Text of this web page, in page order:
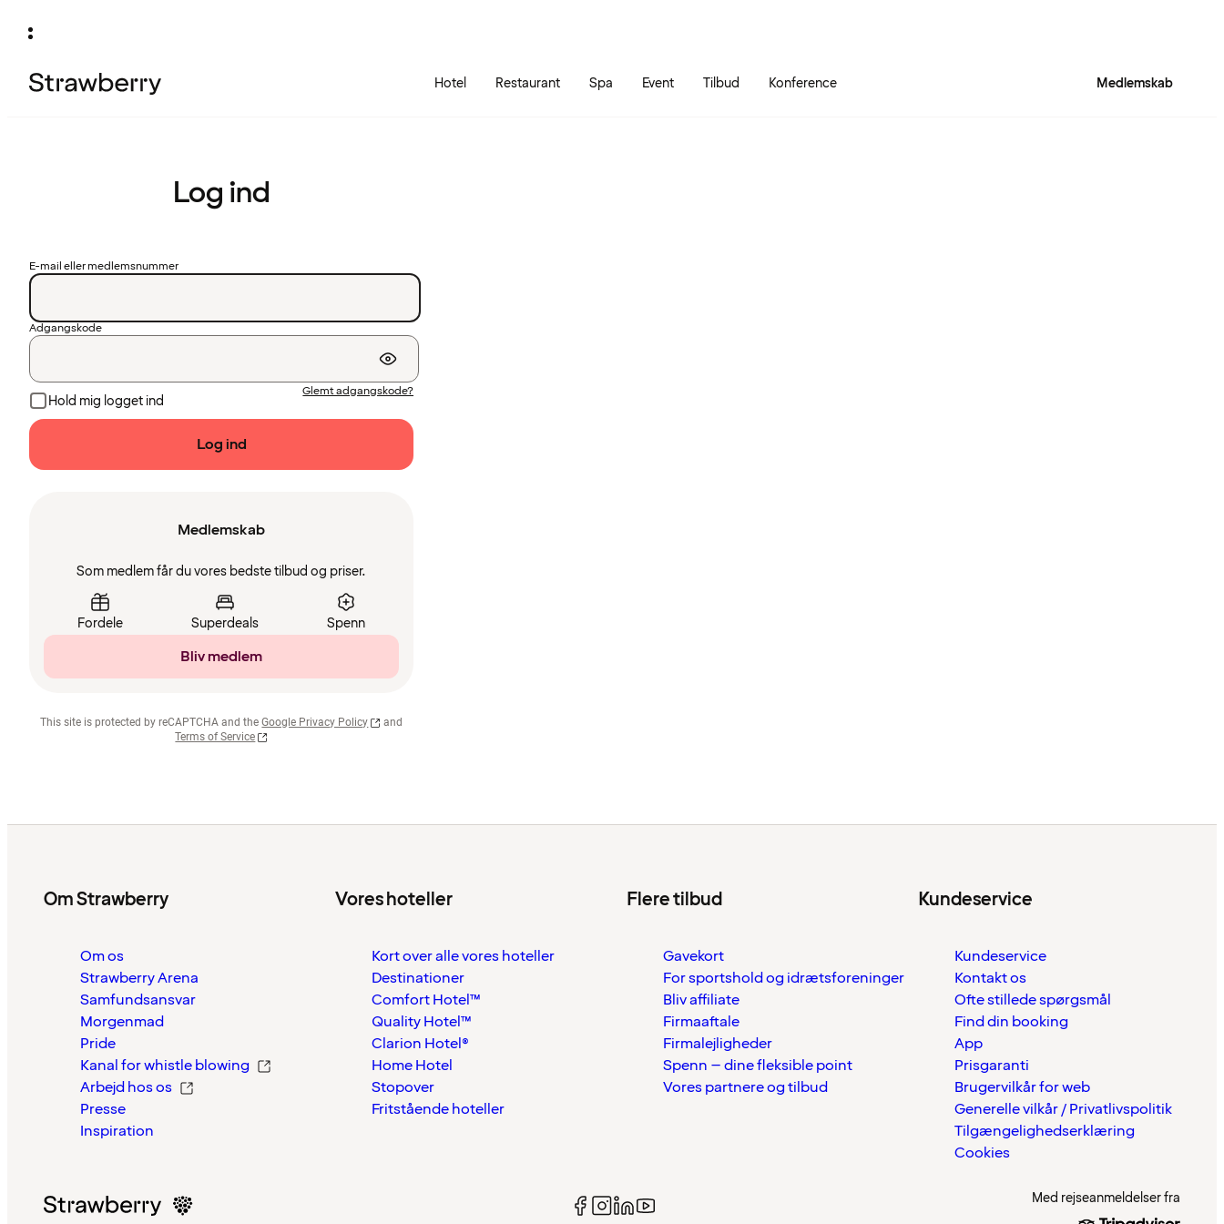
Hotel Restaurant Spa Event Tilbud Konference Medlemskab
Log ind
E-mail eller medlemsnummer
Adgangskode
Hold mig logget ind
Glemt adgangskode?
Log ind
Medlemskab
Som medlem får du vores bedste tilbud og priser.
Fordele Superdeals Spenn
Bliv medlem
This site is protected by reCAPTCHA and the Google Privacy Policy
and
Terms of Service
Om Strawberry
Om os
Strawberry Arena
Samfundsansvar
Morgenmad
Pride
Kanal for whistle blowing
Arbejd hos os
Presse
Inspiration
Vores hoteller
Kort over alle vores hoteller
Destinationer
Comfort Hotel™
Quality Hotel™
Clarion Hotel®
Home Hotel
Stopover
Fritstående hoteller
Flere tilbud
Gavekort
For sportshold og idrætsforeninger
Bliv affiliate
Firmaaftale
Firmalejligheder
Spenn – dine fleksible point
Vores partnere og tilbud
Kundeservice
Kundeservice
Kontakt os
Ofte stillede spørgsmål
Find din booking
App
Prisgaranti
Brugervilkår for web
Generelle vilkår / Privatlivspolitik
Tilgængelighedserklæring
Cookies
Med rejseanmeldelser fra